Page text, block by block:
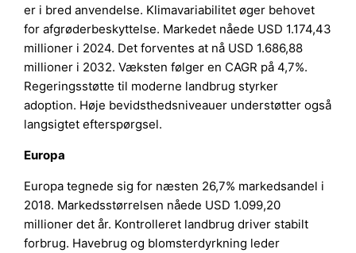
er i bred anvendelse. Klimavariabilitet øger behovet
for afgrøderbeskyttelse. Markedet nåede USD 1.174,43
millioner i 2024. Det forventes at nå USD 1.686,88
millioner i 2032. Væksten følger en CAGR på 4,7%.
Regeringsstøtte til moderne landbrug styrker
adoption. Høje bevidsthedsniveauer understøtter også
langsigtet efterspørgsel.
Europa
Europa tegnede sig for næsten 26,7% markedsandel i
2018. Markedsstørrelsen nåede USD 1.099,20
millioner det år. Kontrolleret landbrug driver stabilt
forbrug. Havebrug og blomsterdyrkning leder